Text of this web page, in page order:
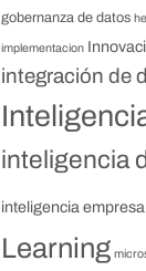
gobernanza de datos
implementacion
integración de
inteligencia
inteligencia
Learning